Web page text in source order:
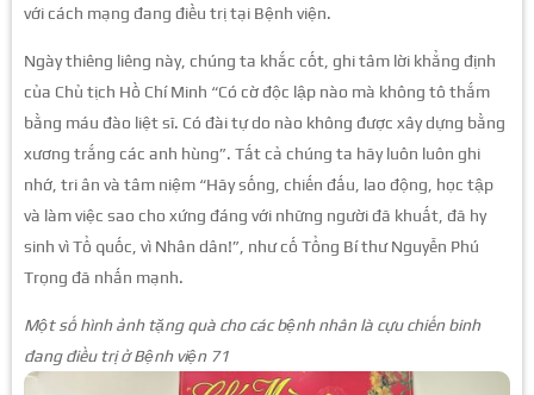
với cách mạng đang điều trị tại Bệnh viện.
Ngày thiêng liêng này, chúng ta khắc cốt, ghi tâm lời khẳng định
của Chủ tịch Hồ Chí Minh “Có cờ độc lập nào mà không tô thắm
bằng máu đào liệt sĩ. Có đài tự do nào không được xây dựng bằng
xương trắng các anh hùng”. Tất cả chúng ta hãy luôn luôn ghi
nhớ, tri ân và tâm niệm “Hãy sống, chiến đấu, lao động, học tập
và làm việc sao cho xứng đáng với những người đã khuất, đã hy
sinh vì Tổ quốc, vì Nhân dân!”, như cố Tổng Bí thư Nguyễn Phú
Trọng đã nhấn mạnh.
Một số hình ảnh tặng quà cho các bệnh nhân là cựu chiến binh
đang điều trị ở Bệnh viện 71